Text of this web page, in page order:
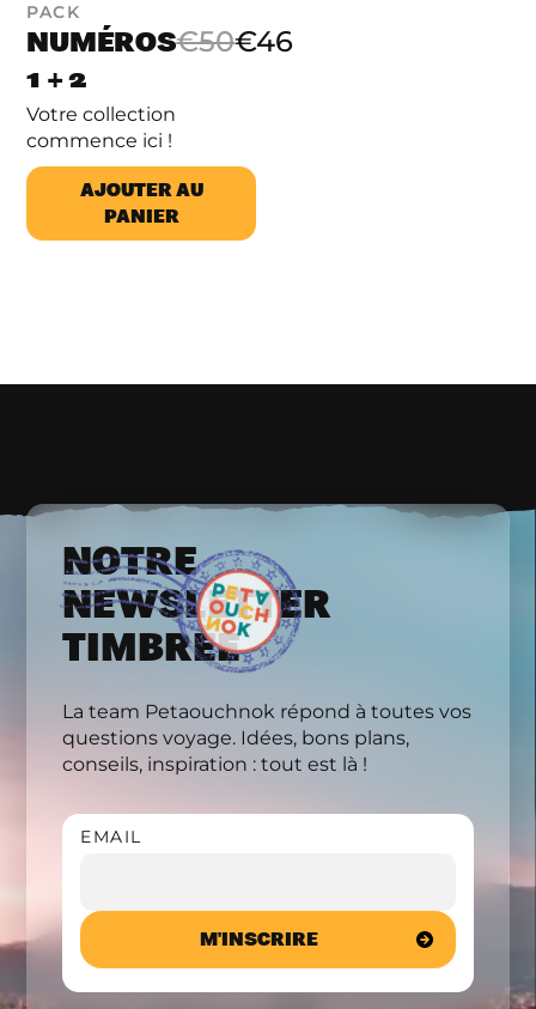
PACK
NUMÉROS
1 + 2
€50€46
Votre collection
commence ici !
AJOUTER AU
PANIER
NOTRE
NEWSLETTER
TIMBRÉE
La team Petaouchnok répond à toutes vos
questions voyage. Idées, bons plans,
conseils, inspiration : tout est là !
EMAIL